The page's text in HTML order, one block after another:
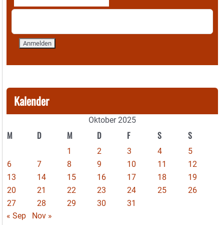
Kalender
Oktober 2025
M D M D F S S
1 2 3 4
5
6
7 8 9 10 11
12
13
14 15 16 17 18
19
20
21 22 23 24 25
26
27
28 29 30
31
« Sep
Nov »